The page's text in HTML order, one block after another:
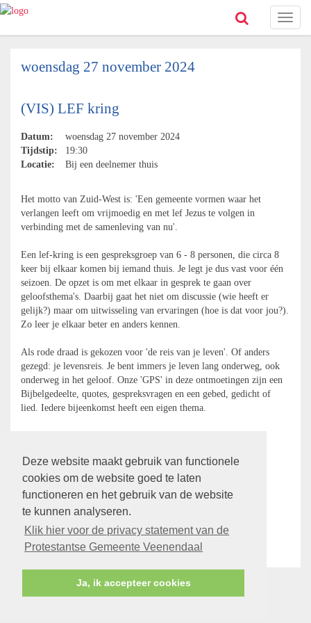
Deze website maakt gebruik van functionele
cookies om de website goed te laten
functioneren en het gebruik van de website
te kunnen analyseren.
Klik hier voor de privacy statement van de
Protestantse Gemeente Veenendaal
Ja, ik accepteer cookies
Toggle
woensdag 27 november 2024
(VIS) LEF kring
Datum:
woensdag 27 november 2024
Tijdstip:
19:30
Locatie:
Bij een deelnemer thuis
Het motto van Zuid-West is: 'Een gemeente vormen waar het
verlangen leeft om vrijmoedig en met lef Jezus te volgen in
verbinding met de samenleving van nu'.
Een lef-kring is een gespreksgroep van 6 - 8 personen, die circa 8
keer bij elkaar komen bij iemand thuis. Je legt je dus vast voor één
seizoen. De opzet is om met elkaar in gesprek te gaan over
geloofsthema's. Daarbij gaat het niet om discussie (wie heeft er
gelijk?) maar om uitwisseling van ervaringen (hoe is dat voor jou?).
Zo leer je elkaar beter en anders kennen.
Als rode draad is gekozen voor 'de reis van je leven'. Of anders
gezegd: je levensreis. Je bent immers je leven lang onderweg, ook
onderweg in het geloof. Onze 'GPS' in deze ontmoetingen zijn een
Bijbelgedeelte, quotes, gespreksvragen en een gebed, gedicht of
lied. Iedere bijeenkomst heeft een eigen thema.
Info en opgave:
ds. Loeki v/d Laan (06 36 08 62 89;
ds.lvanderlaan@pknveenendaal.nl
ds. Coby de Haan (06 16 05 54 55;
terug